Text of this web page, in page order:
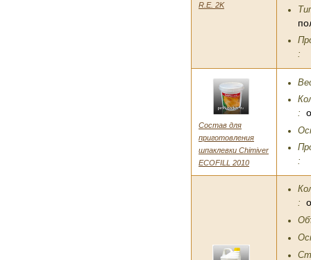
R.E. 2K
:
Состав для
приготовления
шпаклевки Chimiver
ECOFILL 2010
:
:
: